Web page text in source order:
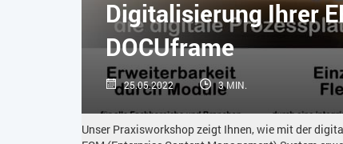
Digitalisierung Ihrer
DOCUframe
25.05.2022 3 MIN.
Unser Praxisworkshop zeigt Ihnen, wie mit der